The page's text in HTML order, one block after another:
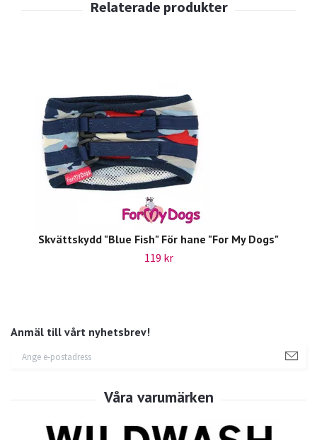
Anmäl till vårt nyhetsbrev!
Skvättskydd "Blue Fish" För hane "For My Dogs"
119 kr